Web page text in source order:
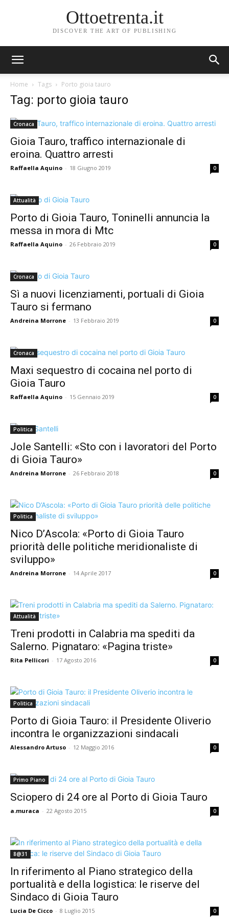
Ottoetrenta.it
DISCOVER THE ART OF PUBLISHING
Home Tags Porto gioia tauro
Tag: porto gioia tauro
Cronaca
Gioia Tauro, traffico internazionale di
eroina. Quattro arresti
Raffaella Aquino - 18 Giugno 2019 0
Attualità
Porto di Gioia Tauro, Toninelli annuncia la
messa in mora di Mtc
Raffaella Aquino - 26 Febbraio 2019 0
Cronaca
Sì a nuovi licenziamenti, portuali di Gioia
Tauro si fermano
Andreina Morrone - 13 Febbraio 2019 0
Cronaca
Maxi sequestro di cocaina nel porto di
Gioia Tauro
Raffaella Aquino - 15 Gennaio 2019 0
Politica
Jole Santelli: «Sto con i lavoratori del Porto
di Gioia Tauro»
Andreina Morrone - 26 Febbraio 2018 0
Politica
Nico D’Ascola: «Porto di Gioia Tauro
priorità delle politiche meridionaliste di
sviluppo»
Andreina Morrone - 14 Aprile 2017 0
Attualità
Treni prodotti in Calabria ma spediti da
Salerno. Pignataro: «Pagina triste»
Rita Pellicori - 17 Agosto 2016 0
Politica
Porto di Gioia Tauro: il Presidente Oliverio
incontra le organizzazioni sindacali
Alessandro Artuso - 12 Maggio 2016 0
Primo Piano
Sciopero di 24 ore al Porto di Gioia Tauro
a.muraca - 22 Agosto 2015 0
8@31
In riferimento al Piano strategico della
portualità e della logistica: le riserve del
Sindaco di Gioia Tauro
Lucia De Cicco - 8 Luglio 2015 0